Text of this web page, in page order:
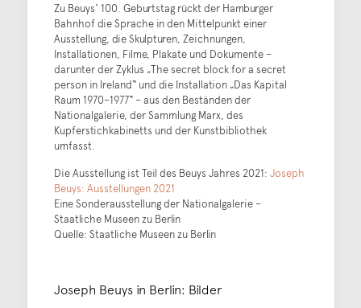
Zu Beuys‘ 100. Geburtstag rückt der Hamburger
Bahnhof die Sprache in den Mittelpunkt einer
Ausstellung, die Skulpturen, Zeichnungen,
Installationen, Filme, Plakate und Dokumente –
darunter der Zyklus „The secret block for a secret
person in Ireland“ und die Installation „Das Kapital
Raum 1970–1977“ – aus den Beständen der
Nationalgalerie, der Sammlung Marx, des
Kupferstichkabinetts und der Kunstbibliothek
umfasst.
Die Ausstellung ist Teil des Beuys Jahres 2021: Joseph
Beuys: Ausstellungen 2021
Eine Sonderausstellung der Nationalgalerie –
Staatliche Museen zu Berlin
Quelle: Staatliche Museen zu Berlin
Joseph Beuys in Berlin: Bilder